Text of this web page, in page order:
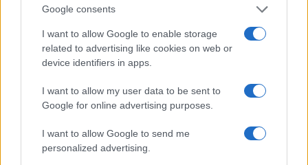
Google consents
I want to allow Google to enable storage
related to advertising like cookies on web or
device identifiers in apps.
I want to allow my user data to be sent to
Google for online advertising purposes.
I want to allow Google to send me
personalized advertising.
της Ζωής μας
Οι άνθρωποι, οι αυθεντικές ιστορίες,
πολιτισμός που μας ενώνει κάθε μέρα.